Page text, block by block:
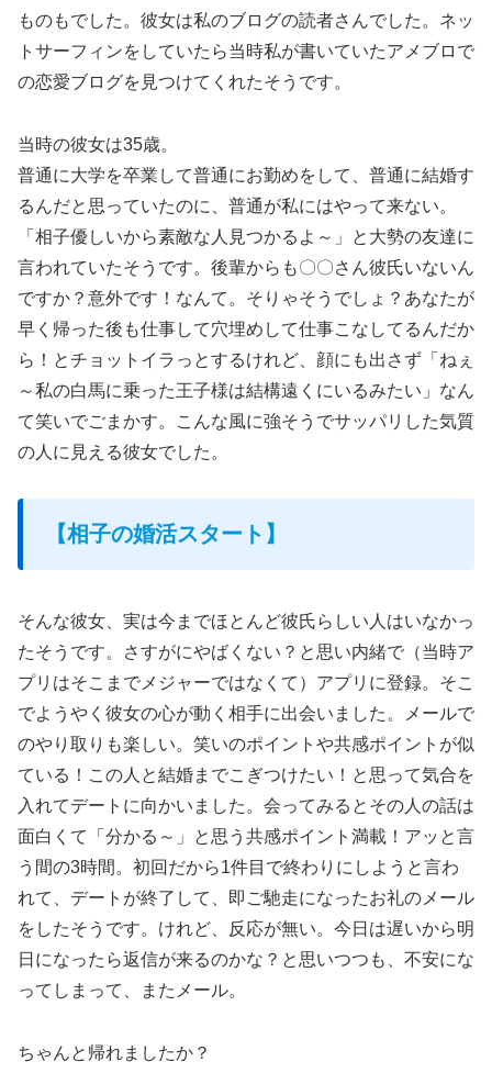
ものもでした。彼女は私のブログの読者さんでした。ネッ
トサーフィンをしていたら当時私が書いていたアメブロで
の恋愛ブログを見つけてくれたそうです。
当時の彼女は35歳。
普通に大学を卒業して普通にお勤めをして、普通に結婚す
るんだと思っていたのに、普通が私にはやって来ない。
「相子優しいから素敵な人見つかるよ～」と大勢の友達に
言われていたそうです。後輩からも〇〇さん彼氏いないん
ですか？意外です！なんて。そりゃそうでしょ？あなたが
早く帰った後も仕事して穴埋めして仕事こなしてるんだか
ら！とチョットイラっとするけれど、顔にも出さず「ねぇ
～私の白馬に乗った王子様は結構遠くにいるみたい」なん
て笑いでごまかす。こんな風に強そうでサッパリした気質
の人に見える彼女でした。
【相子の婚活スタート】
そんな彼女、実は今までほとんど彼氏らしい人はいなかっ
たそうです。さすがにやばくない？と思い内緒で（当時ア
プリはそこまでメジャーではなくて）アプリに登録。そこ
でようやく彼女の心が動く相手に出会いました。メールで
のやり取りも楽しい。笑いのポイントや共感ポイントが似
ている！この人と結婚までこぎつけたい！と思って気合を
入れてデートに向かいました。会ってみるとその人の話は
面白くて「分かる～」と思う共感ポイント満載！アッと言
う間の3時間。初回だから1件目で終わりにしようと言わ
れて、デートが終了して、即ご馳走になったお礼のメール
をしたそうです。けれど、反応が無い。今日は遅いから明
日になったら返信が来るのかな？と思いつつも、不安にな
ってしまって、またメール。
ちゃんと帰れましたか？